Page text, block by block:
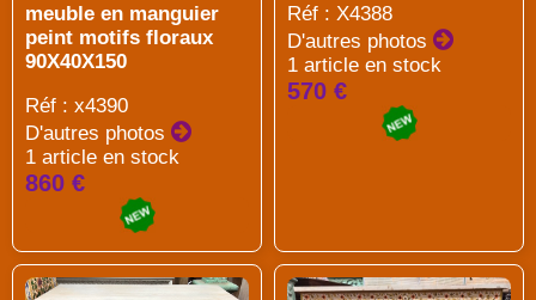
meuble en manguier
peint motifs floraux
90X40X150
Réf : x4390
D'autres photos
1 article en stock
860 €
Réf : X4388
D'autres photos
1 article en stock
570 €